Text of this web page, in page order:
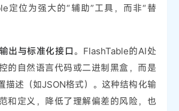
定位为强大的“辅助”工具，而非“替
出与标准化接口。FlashTable的AI处
的自然语言代码或二进制黑盒，而是
描述（如JSON格式）。这种结构化输
和定义，降低了理解偏差的风险，也